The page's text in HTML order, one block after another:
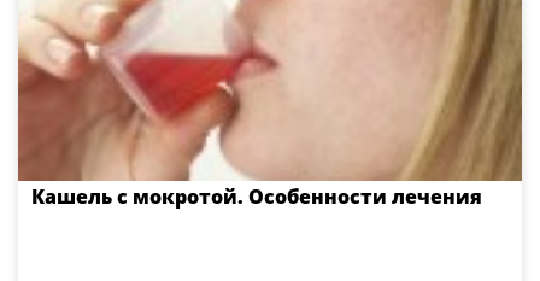
Кашель с мокротой. Особенности лечения